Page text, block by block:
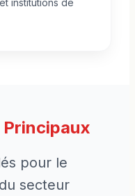
Principaux
pour le
secteur